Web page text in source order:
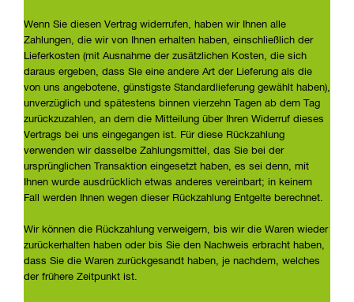
Wenn Sie diesen Vertrag widerrufen, haben wir Ihnen alle
Zahlungen, die wir von Ihnen erhalten haben, einschließlich der
Lieferkosten (mit Ausnahme der zusätzlichen Kosten, die sich
daraus ergeben, dass Sie eine andere Art der Lieferung als die
von uns angebotene, günstigste Standardlieferung gewählt haben),
unverzüglich und spätestens binnen vierzehn Tagen ab dem Tag
zurückzuzahlen, an dem die Mitteilung über Ihren Widerruf dieses
Vertrags bei uns eingegangen ist. Für diese Rückzahlung
verwenden wir dasselbe Zahlungsmittel, das Sie bei der
ursprünglichen Transaktion eingesetzt haben, es sei denn, mit
Ihnen wurde ausdrücklich etwas anderes vereinbart; in keinem
Fall werden Ihnen wegen dieser Rückzahlung Entgelte berechnet.
Wir können die Rückzahlung verweigern, bis wir die Waren wieder
zurückerhalten haben oder bis Sie den Nachweis erbracht haben,
dass Sie die Waren zurückgesandt haben, je nachdem, welches
der frühere Zeitpunkt ist.